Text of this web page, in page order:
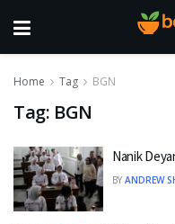
Home Tag BGN
Tag: BGN
Nanik
BY ANDREW